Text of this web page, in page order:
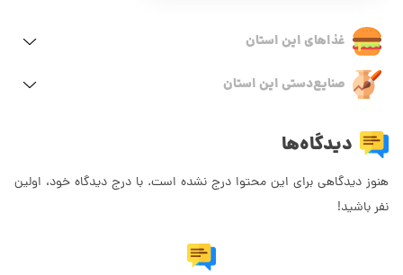
غذاهای این استان
صنایع‌دستی این استان
دیدگاه‌ها
هنوز دیدگاهی برای این محتوا درج نشده است. با درج دیدگاه خود، اولین
نفر باشید!